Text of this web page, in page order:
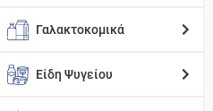
Γαλακτοκομικά
Είδη Ψυγείου